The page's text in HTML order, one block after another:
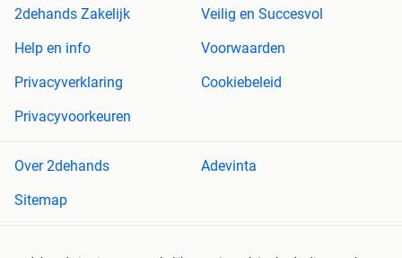
2dehands Zakelijk
Veilig en Succesvol
Help en info
Voorwaarden
Privacyverklaring
Cookiebeleid
Privacyvoorkeuren
Over 2dehands
Adevinta
Sitemap